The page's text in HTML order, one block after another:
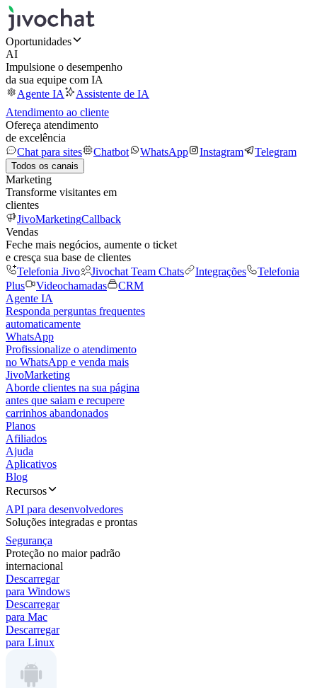
Oportunidades
AI
Impulsione o desempenho
da sua equipe com IA
Agente IA
Assistente de IA
Atendimento ao cliente
Ofereça atendimento
de excelência
Chat para sites
Chatbot WhatsApp Instagram Telegram
Todos os canais
Marketing
Transforme visitantes em
clientes
JivoMarketingCallback
Vendas
Feche mais negócios, aumente o ticket
e cresça sua base de clientes
Telefonia Jivo
Jivochat Team Chats Integrações
Telefonia
Plus
Videochamadas
CRM
Agente IA
Responda perguntas frequentes
automaticamente
WhatsApp
Profissionalize o atendimento
no WhatsApp e venda mais
JivoMarketing
Aborde clientes na sua página
antes que saiam e recupere
carrinhos abandonados
Planos
Afiliados
Ajuda
Aplicativos
Blog
Recursos
API para desenvolvedores
Soluções integradas e prontas
Segurança
Proteção no maior padrão
internacional
Descarregar
para Windows
Descarregar
para Mac
Descarregar
para Linux